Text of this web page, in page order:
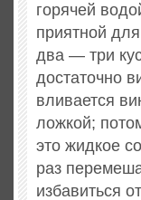
горячей
приятной
два — три
достаточно
вливается
ложкой;
это жидкое
раз
избавиться